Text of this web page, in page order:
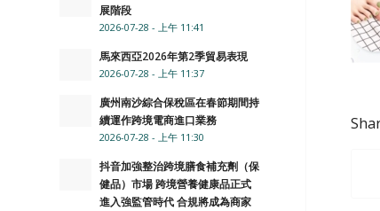
展階段
2026-07-28 - 上午 11:41
馬來西亞2026年第2季貿易表現
2026-07-28 - 上午 11:37
廣州南沙綜合保稅區在春節期間持
續運作跨境電商進口業務
2026-07-28 - 上午 11:30
抖音加強整治跨境膳食補充劑（保
健品）市場 跨境營養健康品正式
進入強監管時代 合規將成為商家